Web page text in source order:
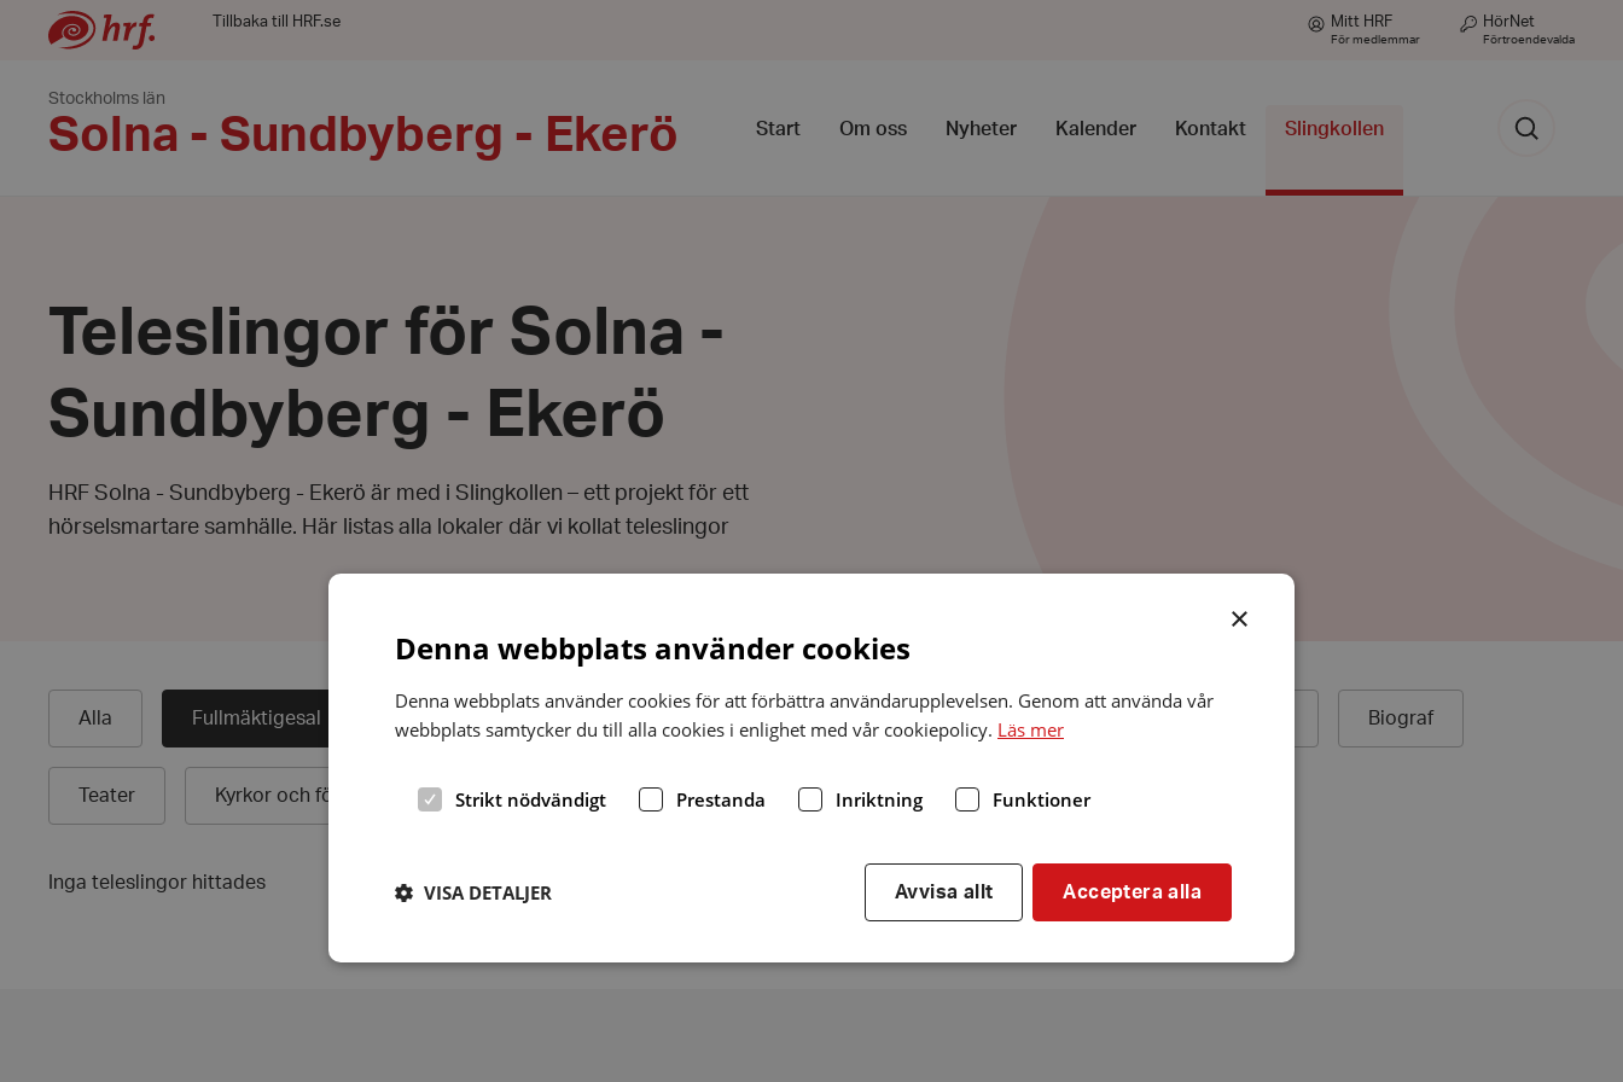
Tillbaka till HRF.se Mitt HRF
För medlemmar
HörNet
Förtroendevalda
Stockholms län
Solna - Sundbyberg - Ekerö Start Om oss Nyheter Kalender Kontakt Slingkollen
Sök
Teleslingor för Solna -
Sundbyberg - Ekerö
HRF Solna - Sundbyberg - Ekerö är med i Slingkollen – ett projekt för ett
hörselsmartare samhälle. Här listas alla lokaler där vi kollat teleslingor
Alla Fullmäktigesal Samlingssal Folkets hus/ medborgarhus/ bygdegård Biograf
Teater Kyrkor och församlingshem
Inga teleslingor hittades
×
Denna webbplats använder cookies
Denna webbplats använder cookies för att förbättra användarupplevelsen. Genom att använda vår
webbplats samtycker du till alla cookies i enlighet med vår cookiepolicy. Läs mer
Strikt nödvändigt Prestanda Inriktning Funktioner
Acceptera alla
Avvisa allt
VISA DETALJER